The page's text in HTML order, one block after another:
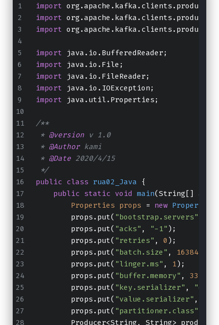
import
import
import
import java.io.BufferedReader;
import java.io.File;
import java.io.FileReader;
import java.io.IOException;
import java.util.Properties;
/**
* @version v 1.0
* @Author kami
* @Date 2020/4/15
*/
public class rua02_Java {
public static void main(String[]
Properties props = new Properties
        props.put(
"bootstrap.servers"
        props.put(
"acks" , "-1" );
        props.put(
"retries" , 0 );
        props.put(
"batch.size" , 16384);
        props.put(
"linger.ms" , 1);
        props.put(
"buffer.memory" ,
        props.put(
"key.serializer" ,
        props.put(
"value.serializer" ,
        props.put(
"partitioner.class"
Producer<String, String>